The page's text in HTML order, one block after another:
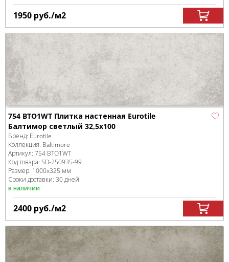
1950 руб./м2
754 BTO1WT Плитка настенная Eurotile
Балтимор светлый 32,5x100
Бренд: Eurotile
Коллекция: Baltimore
Артикул: 754 BTO1WT
Код товара: SD-250935-99
Размер: 1000x325 мм
Сроки доставки: 30 дней
в наличии
2400 руб./м2